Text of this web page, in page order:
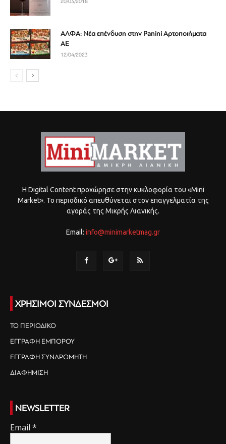
ΑΛΦΑ: Νέα επένδυση στην Panini Αρτοποιήματα
ΑΕ
12/04/2023
Η Digital Content προχώρησε στην κυκλοφορία του «Mini
Market». Το περιοδικό απευθύνεται στον επαγγελματία της
αγοράς της Μικρής Λιανικής.
Email: info@minimarketmag.gr
ΧΡΗΣΙΜΟΙ ΣΥΝΔΕΣΜΟΙ
ΤΟ ΠΕΡΙΟΔΙΚΟ
ΕΓΓΡΑΦΗ ΕΜΠΟΡΟΥ
ΕΓΓΡΑΦΗ ΣΥΝΔΡΟΜΗΤΗ
ΔΙΑΦΗΜΙΣΗ
NEWSLETTER
Email *